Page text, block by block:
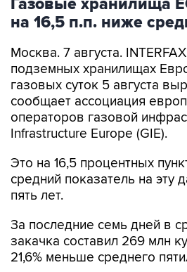
Газовые хранилища
на 16,5 п.п. ниже
Москва. 7 августа.
подземных хранилищах
газовых суток 5 августа
сообщает ассоциация
операторов газовой
Infrastructure Europe (GIE).
Это на 16,5 процентных
средний показатель на эту
пять лет.
За последние семь дней в
закачка составил 269 млн
21,6% меньше среднего